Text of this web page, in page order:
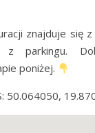
znajduje się z
parkingu.
poniżej.
50.064050,